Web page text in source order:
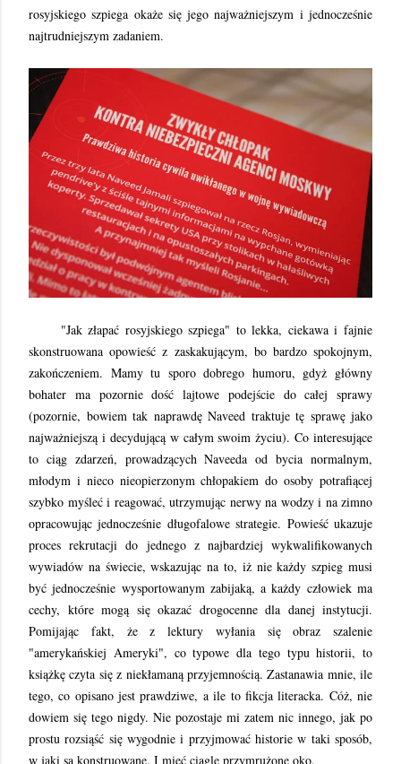
rosyjskiego szpiega okaże się jego najważniejszym i jednocześnie
najtrudniejszym zadaniem.
"Jak złapać rosyjskiego szpiega" to lekka, ciekawa i fajnie
skonstruowana opowieść z zaskakującym, bo bardzo spokojnym,
zakończeniem. Mamy tu sporo dobrego humoru, gdyż główny
bohater ma pozornie dość lajtowe podejście do całej sprawy
(pozornie, bowiem tak naprawdę Naveed traktuje tę sprawę jako
najważniejszą i decydującą w całym swoim życiu). Co interesujące
to ciąg zdarzeń, prowadzących Naveeda od bycia normalnym,
młodym i nieco nieopierzonym chłopakiem do osoby potrafiącej
szybko myśleć i reagować, utrzymując nerwy na wodzy i na zimno
opracowując jednocześnie długofalowe strategie. Powieść ukazuje
proces rekrutacji do jednego z najbardziej wykwalifikowanych
wywiadów na świecie, wskazując na to, iż nie każdy szpieg musi
być jednocześnie wysportowanym zabijaką, a każdy człowiek ma
cechy, które mogą się okazać drogocenne dla danej instytucji.
Pomijając fakt, że z lektury wyłania się obraz szalenie
"amerykańskiej Ameryki", co typowe dla tego typu historii, to
książkę czyta się z niekłamaną przyjemnością. Zastanawia mnie, ile
tego, co opisano jest prawdziwe, a ile to fikcja literacka. Cóż, nie
dowiem się tego nigdy. Nie pozostaje mi zatem nic innego, jak po
prostu rozsiąść się wygodnie i przyjmować historie w taki sposób,
w jaki są konstruowane. I mieć ciągle przymrużone oko.